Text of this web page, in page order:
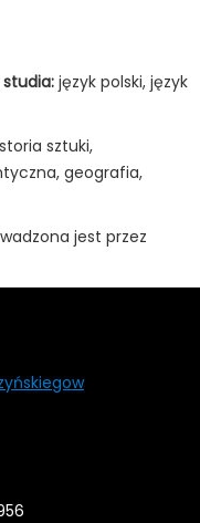
język polski, język
sztuki,
geografia,
jest przez